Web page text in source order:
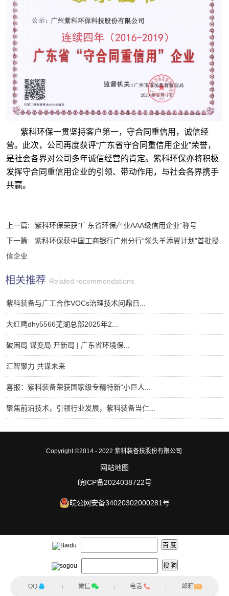
紫科环保一贯坚持客户第一，守合同重信用，诚信经
营。此次，公司再度获评“广东省守合同重信用企业”荣誉，
是社会各界对公司多年诚信经营的肯定。紫科环保亦将积极
发挥守合同重信用企业的引领、带动作用，与社会各界携手
共赢。
上一篇:
紫科环保荣获“广东省环保产业AAA级信用企业”称号
下一篇:
紫科环保获中国工商银行广州分行“领头羊添翼计划”首批授
信企业
相关推荐 Related recommendations
紫科装备与广工合作VOCs治理技术问鼎日...
大红鹰dhy5566芜湖总部2025年2...
破困局 谋变局 开新局 | 广东省环境保...
汇智聚力 共谋未来
喜报：紫科装备荣获国家级专精特新“小巨人...
聚焦前沿技术，引领行业发展，紫科装备当仁...
Copyright ©2014 - 2022 紫科装备技股份有限公司
网站地图
皖ICP备2024038722号
皖公网安备34020302000281号
QQ 微信 电话 邮箱